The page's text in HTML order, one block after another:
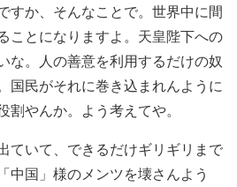
すか、そんなことで。世界中に間
ことになりますよ。天皇陛下への
な。人の善意を利用するだけの奴
国民がそれに巻き込まれんように
やんか。よう考えてや。
ていて、できるだけギリギリまで
中国」様のメンツを壊さんよう